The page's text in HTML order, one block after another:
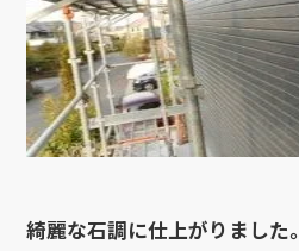
綺麗な石調に仕上がりました。